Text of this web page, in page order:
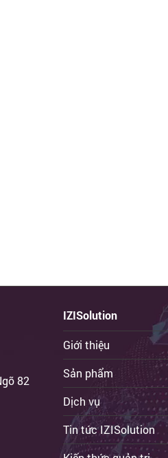
82
IZISolution
Giới thiệu
Sản phẩm
Dịch vụ
Tin tức IZISolution